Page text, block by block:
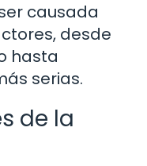
causada
desde
hasta
serias.
de la